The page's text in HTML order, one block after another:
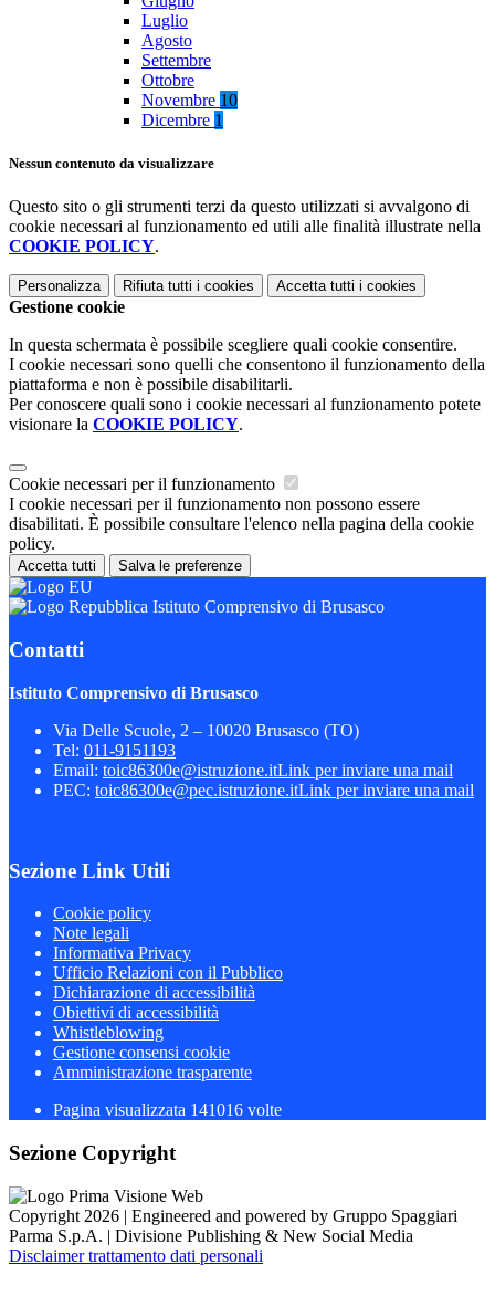
Luglio
Agosto
Settembre
Ottobre
Novembre 10
Dicembre 1
Nessun contenuto da visualizzare
Questo sito o gli strumenti terzi da questo utilizzati si avvalgono di
cookie necessari al funzionamento ed utili alle finalità illustrate nella
COOKIE POLICY.
Personalizza Rifiuta tutti i cookies Accetta tutti i cookies
Gestione cookie
In questa schermata è possibile scegliere quali cookie consentire.
I cookie necessari sono quelli che consentono il funzionamento della
piattaforma e non è possibile disabilitarli.
Per conoscere quali sono i cookie necessari al funzionamento potete
visionare la COOKIE POLICY.
Cookie necessari per il funzionamento
I cookie necessari per il funzionamento non possono essere
disabilitati. È possibile consultare l'elenco nella pagina della cookie
policy.
Accetta tutti Salva le preferenze
Istituto Comprensivo di Brusasco
Contatti
Istituto Comprensivo di Brusasco
Via Delle Scuole, 2 – 10020 Brusasco (TO)
Tel: 011-9151193
Email: toic86300e@istruzione.itLink per inviare una mail
PEC: toic86300e@pec.istruzione.itLink per inviare una mail
Sezione Link Utili
Cookie policy
Note legali
Informativa Privacy
Ufficio Relazioni con il Pubblico
Dichiarazione di accessibilità
Obiettivi di accessibilità
Whistleblowing
Gestione consensi cookie
Amministrazione trasparente
Pagina visualizzata 141016 volte
Sezione Copyright
Copyright 2026 | Engineered and powered by Gruppo Spaggiari
Parma S.p.A. | Divisione Publishing & New Social Media
Disclaimer trattamento dati personali